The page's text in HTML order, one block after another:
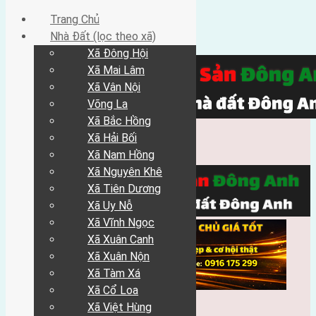
Trang Chủ
Trang Chủ
Nhà Đất (lọc theo xã)
Xã Đông Hội
Xã Mai Lâm
Xã Vân Nội
Võng La
Xã Bắc Hồng
Xã Hải Bối
Xã Nam Hồng
Xã Nguyên Khê
Xã Tiên Dương
Xã Uy Nỗ
Xã Vĩnh Ngọc
Xã Xuân Canh
Xã Xuân Nộn
Xã Tàm Xá
Xã Cổ Loa
Xã Việt Hùng